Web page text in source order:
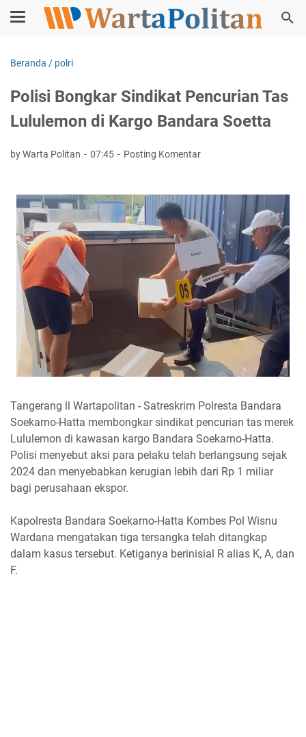
Beranda / polri
Polisi Bongkar Sindikat Pencurian Tas
Lululemon di Kargo Bandara Soetta
by Warta Politan 07:45 Posting Komentar
Tangerang ll Wartapolitan - Satreskrim Polresta Bandara
Soekarno-Hatta membongkar sindikat pencurian tas merek
Lululemon di kawasan kargo Bandara Soekarno-Hatta.
Polisi menyebut aksi para pelaku telah berlangsung sejak
2024 dan menyebabkan kerugian lebih dari Rp 1 miliar
bagi perusahaan ekspor.
Kapolresta Bandara Soekarno-Hatta Kombes Pol Wisnu
Wardana mengatakan tiga tersangka telah ditangkap
dalam kasus tersebut. Ketiganya berinisial R alias K, A, dan
F.